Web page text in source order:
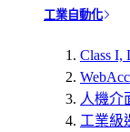
工業自動化
Class I,
人機介
工業級